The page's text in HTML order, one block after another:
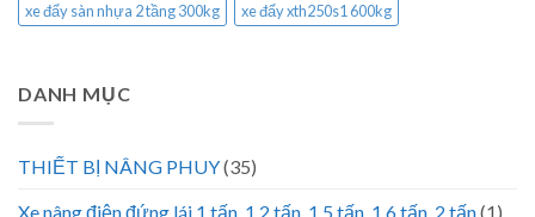
xe đẩy sàn nhựa 2 tầng 300kg
xe đẩy xth250s1 600kg
DANH MỤC
THIẾT BỊ NÂNG PHUY(35)
Xe nâng điện đứng lái 1 tấn, 1.2 tấn, 1.5 tấn, 1.6 tấn, 2 tấn(1)